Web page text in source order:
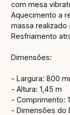
com mesa
Aquecimento a
massa
Resfriamento
Dimensões:
- Largura: 800
- Altura: 1,45 m
- Comprimento:
- Dimensões do